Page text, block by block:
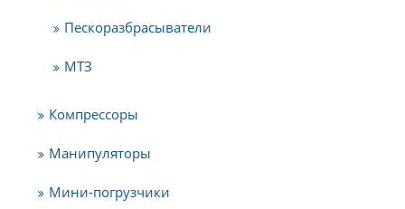
Пескоразбрасыватели
МТЗ
Компрессоры
Манипуляторы
Мини-погрузчики